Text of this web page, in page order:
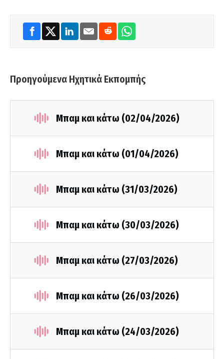
Προηγούμενα Ηχητικά Εκπομπής
Μπαμ και κάτω (02/04/2026)
Μπαμ και κάτω (01/04/2026)
Μπαμ και κάτω (31/03/2026)
Μπαμ και κάτω (30/03/2026)
Μπαμ και κάτω (27/03/2026)
Μπαμ και κάτω (26/03/2026)
Μπαμ και κάτω (24/03/2026)